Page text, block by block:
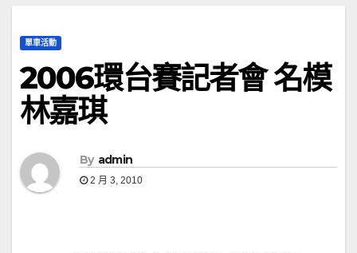
單車活動
2006環台賽記者會 名模
林嘉琪
By admin
2 月 3, 2010